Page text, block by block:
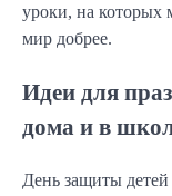
уроки, на которых
мир добрее.
Идеи для
дома и в
День защиты детей